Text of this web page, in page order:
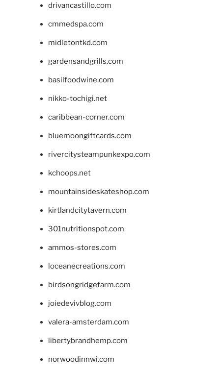
drivancastillo.com
cmmedspa.com
midletontkd.com
gardensandgrills.com
basilfoodwine.com
nikko-tochigi.net
caribbean-corner.com
bluemoongiftcards.com
rivercitysteampunkexpo.com
kchoops.net
mountainsideskateshop.com
kirtlandcitytavern.com
301nutritionspot.com
ammos-stores.com
loceanecreations.com
birdsongridgefarm.com
joiedevivblog.com
valera-amsterdam.com
libertybrandhemp.com
norwoodinnwi.com